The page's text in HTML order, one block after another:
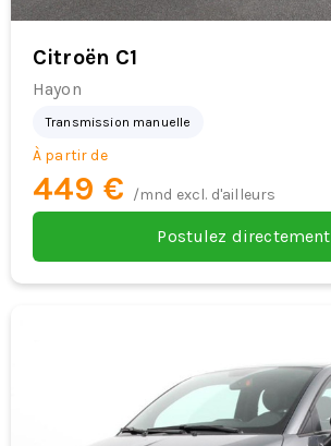
Citroën C1
Hayon
Transmission manuelle
À partir de
449 € /mnd excl. d'ailleurs
Postulez directement